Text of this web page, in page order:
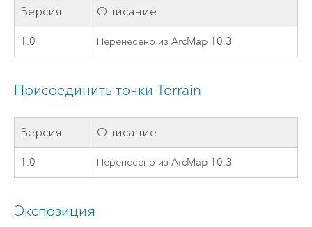
Версия Описание
1.0 Перенесено из ArcMap 10.3
Присоединить точки Terrain
Версия Описание
1.0 Перенесено из ArcMap 10.3
Экспозиция